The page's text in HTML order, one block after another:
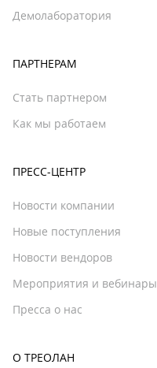
Демолаборатория
ПАРТНЕРАМ
Стать партнером
Как мы работаем
ПРЕСС-ЦЕНТР
Новости компании
Новые поступления
Новости вендоров
Мероприятия и вебинары
Пресса о нас
О ТРЕОЛАН